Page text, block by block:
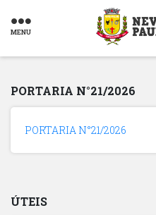
MENU
PORTARIA N°21/2026
PORTARIA N°21/2026
ÚTEIS